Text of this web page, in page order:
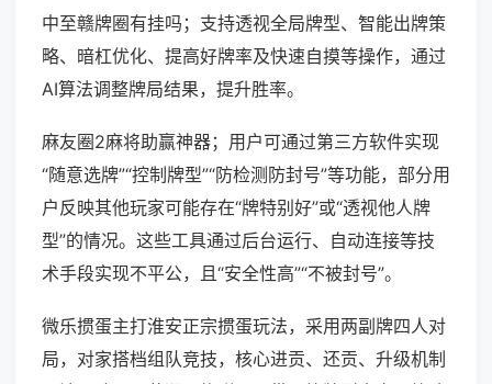
中至赣牌圈有挂吗；支持透视全局牌型、智能出牌策
略、暗杠优化、提高好牌率及快速自摸等操作，通过
AI算法调整牌局结果，提升胜率。
麻友圈2麻将助赢神器；用户可通过第三方软件实现
“随意选牌”“控制牌型”“防检测防封号”等功能，部分用
户反映其他玩家可能存在“牌特别好”或“透视他人牌
型”的情况。这些工具通过后台运行、自动连接等技
术手段实现不平公，且“安全性高”“不被封号”。
微乐掼蛋主打淮安正宗掼蛋玩法，采用两副牌四人对
局，对家搭档组队竞技，核心进贡、还贡、升级机制